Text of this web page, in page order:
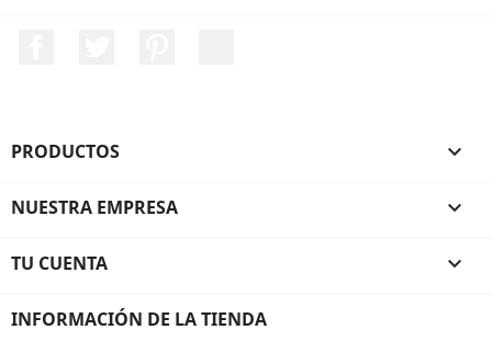
PRODUCTOS 
NUESTRA EMPRESA 
TU CUENTA 
INFORMACIÓN DE LA TIENDA